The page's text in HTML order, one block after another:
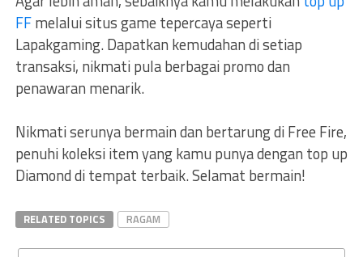
FFmelalui situs game tepercaya seperti
Lapakgaming. Dapatkan kemudahan di setiap
transaksi, nikmati pula berbagai promo dan
penawaran menarik.
Nikmati serunya bermain dan bertarung di Free Fire,
penuhi koleksi item yang kamu punya dengan top up
Diamond di tempat terbaik. Selamat bermain!
RELATED TOPICS RAGAM